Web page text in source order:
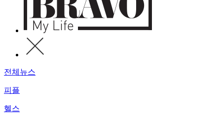
전체뉴스
피플
헬스